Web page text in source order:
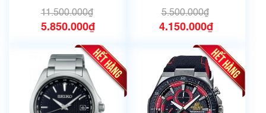
| Mã số 6525
11.500.000₫
5.850.000₫
Mã số 6521
5.500.000₫
4.150.000₫